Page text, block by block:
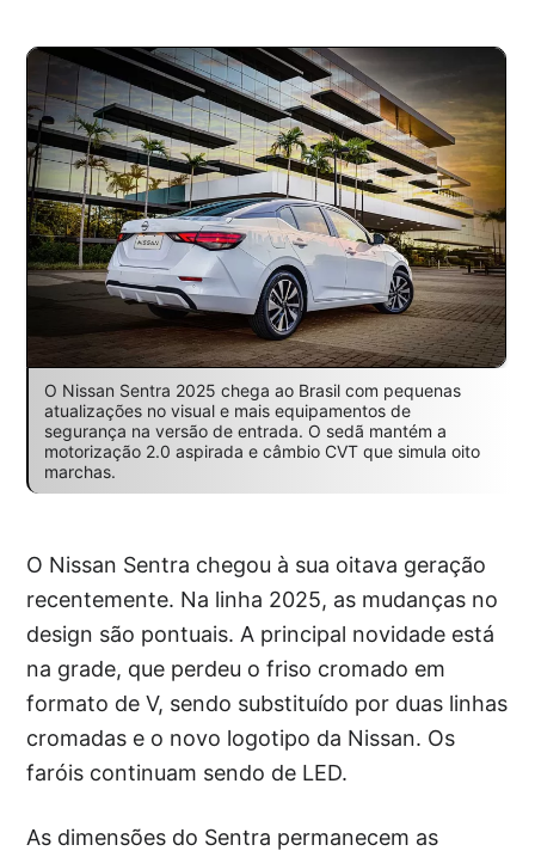
O Nissan Sentra 2025 chega ao Brasil com pequenas
atualizações no visual e mais equipamentos de
segurança na versão de entrada. O sedã mantém a
motorização 2.0 aspirada e câmbio CVT que simula oito
marchas.
O Nissan Sentra chegou à sua oitava geração
recentemente. Na linha 2025, as mudanças no
design são pontuais. A principal novidade está
na grade, que perdeu o friso cromado em
formato de V, sendo substituído por duas linhas
cromadas e o novo logotipo da Nissan. Os
faróis continuam sendo de LED.
As dimensões do Sentra permanecem as